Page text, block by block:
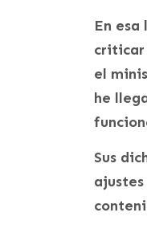
En
criticar
el
he
Sus